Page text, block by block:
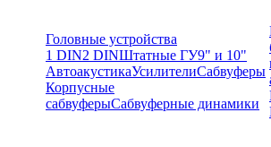
Головные устройства
1 DIN2 DINШтатные ГУ9" и 10"
АвтоакустикаУсилителиСабвуферы
Корпусные
сабвуферыСабвуферные динамики